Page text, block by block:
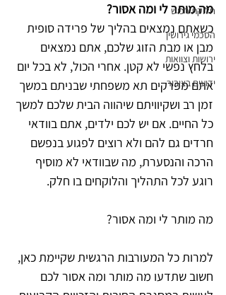
חלוקת רכוש
הסכמי גירושין
ירושות וצוואות
ידועים בציבור
מה מותר לי ומה אסור?
כשאתם נמצאים בהליך של פרידה סופית
מבן או מבת הזוג שלכם, אתם נמצאים
בלחץ נפשי לא קטן. אחרי הכול, לא בכל יום
אתם מפרקים תא משפחתי שבניתם במשך
זמן רב ושקיוויתם שיהווה הבית שלכם למשך
כל החיים. אם יש לכם ילדים, אתם בוודאי
חרדים גם להם ולא רוצים לפגוע בנפשם
הרכה והנסערת, מה שבוודאי לא מוסיף
רוגע לכל התהליך והלוקחים בו חלק.
מה מותר לי ומה אסור?
למרות כל המעורבות הרגשית שקיימת כאן,
חשוב שתדעו מה מותר ומה אסור לכם